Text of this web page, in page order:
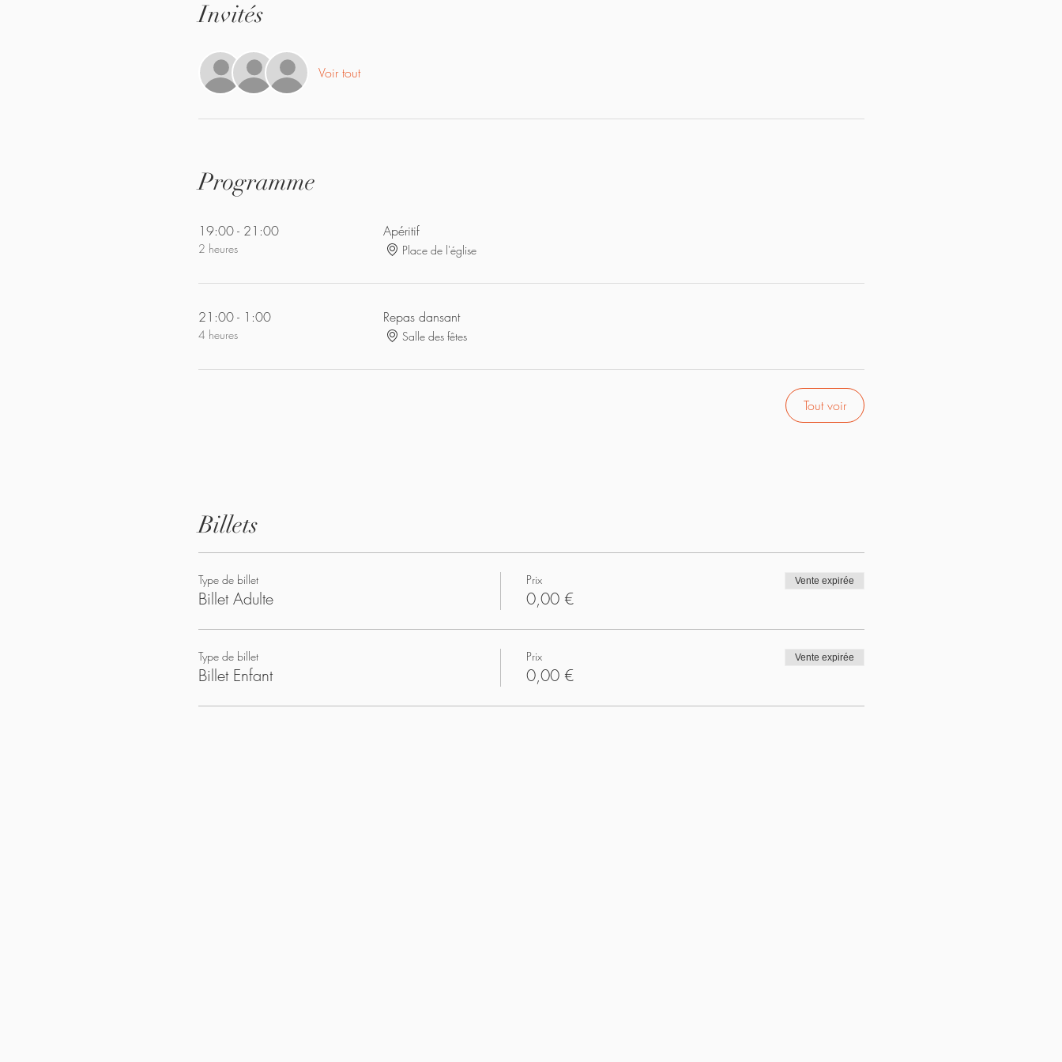
Invités
Voir tout
Programme
19:00 - 21:00
2 heures
Apéritif
Place de l'église
21:00 - 1:00
4 heures
Repas dansant
Salle des fêtes
Tout voir
Billets
Type de billet
Billet Adulte
Prix
0,00 €
Vente expirée
Type de billet
Billet Enfant
Prix
0,00 €
Vente expirée